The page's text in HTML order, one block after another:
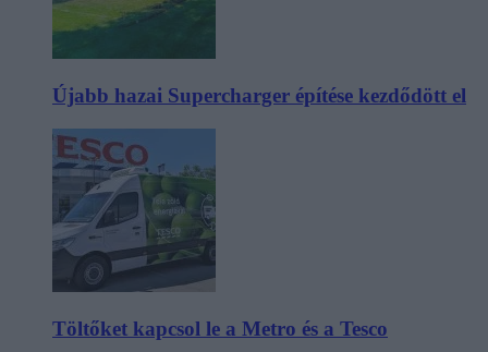
Újabb hazai Supercharger építése kezdődött el
Töltőket kapcsol le a Metro és a Tesco